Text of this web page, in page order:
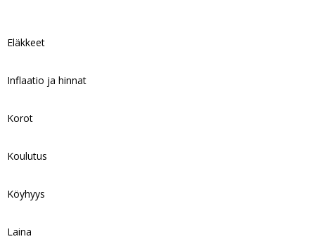
Eläkkeet
Inflaatio ja hinnat
Korot
Koulutus
Köyhyys
Laina